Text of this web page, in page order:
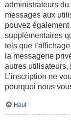
administrateurs
messages aux
pouvez
supplémentaires
tels que
la messagerie
autres utilisateurs,
L’inscription ne
pourquoi nous
Haut